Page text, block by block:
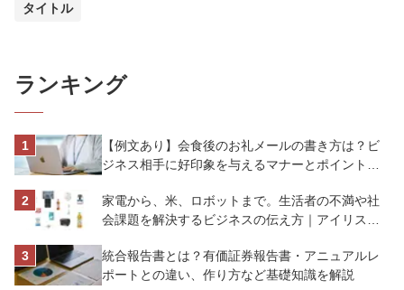
タイトル
ランキング
【例文あり】会食後のお礼メールの書き方は？ビ
ジネス相手に好印象を与えるマナーとポイントを
家電から、米、ロボットまで。生活者の不満や社
会課題を解決するビジネスの伝え方｜アイリスオ
統合報告書とは？有価証券報告書・アニュアルレ
ポートとの違い、作り方など基礎知識を解説